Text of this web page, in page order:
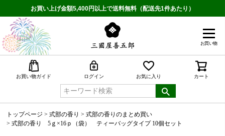
お買い上げ金額5,400円以上で送料無料（配送先1件あたり）
お買い物
お買い物ガイド ログイン お気に入り カート
トップページ 式部の香り
式部の香りのまとめ買い
式部の香り 5ｇ×16ｐ（袋） ティーバッグタイプ 10個セット